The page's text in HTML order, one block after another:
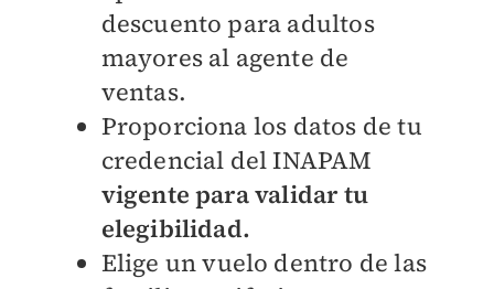
descuento para adultos
mayores al agente de
ventas.
Proporciona los datos de tu
credencial del INAPAM
vigente para validar tu
elegibilidad.
Elige un vuelo dentro de las